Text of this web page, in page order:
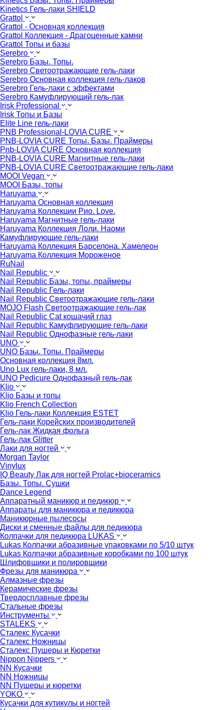
Kinetics Гель-лаки SHIELD
Grattol
Grattol - Oснoвнaя коллекция
Grattol Коллекция - Драгоценные камни
Grattol Топы и базы
Serebro
Serebro Базы. Топы.
Serebro Светоотражающие гель-лаки
Serebro Основная коллекция гель-лаков
Serebro Гель-лаки с эффектами
Serebro Камуфлирующий гель-лак
Irisk Professional
Irisk Топы и Базы
Elite Line гель-лаки
PNB Professional-LOVIA CURE
PNB-LOVIA CURE Топы. Базы. Праймеры
Pnb-LOVIA CURE Основная коллекция
PNB-LOVIA CURE Магнитные гель-лаки
PNB-LOVIA CURE Cветоотражающие гель-лаки
MOOI Vegan
MOOI Базы, топы
Haruyama
Haruyama Основная коллекция
Haruyama Коллекции Рио. Love.
Haruyama Магнитные гель-лаки
Haruyama Коллекция Лоли. Наоми
Камуфлирующие гель-лаки
Haruyama Коллекция Барселона. Хамелеон
Haruyama Коллекция Мороженое
RuNail
Nail Republic
Nail Republic Базы, топы, праймеры
Nail Republic Гель-лаки
Nail Republic Светоотражающие гель-лаки
MOJO Flash Светоотражающие гель-лак
Nail Republic Cat кошачий глаз
Nail Republic Камуфлирующие гель-лаки
Nail Republic Однофазные гель-лаки
UNO
UNO Базы. Топы. Праймеры
Основная коллекция 8мл.
Uno Lux гель-лаки, 8 мл.
UNO Pedicure Однофазный гель-лак
Klio
Klio Базы и топы
Klio French Collection
Klio Гель-лаки Коллекция ESTET
Гель-лаки Корейских производителей
Гель-лак Жидкая фольга
Гель-лак Glitter
Лаки для ногтей
Morgan Taylor
Vinylux
IQ Beauty Лак для ногтей Prolac+bioceramics
Базы. Топы. Сушки
Dance Legend
Аппаратный маникюр и педикюр
Аппараты для маникюра и педикюра
Маникюрные пылесосы
Диски и сменные файлы для педикюра
Колпачки для педикюра LUKAS
Lukas Колпачки абразивные упаковками по 5/10 штук
Lukas Колпачки абразивные коробками по 100 штук
Шлифовщики и полировщики
Фрезы для маникюра
Алмазные фрезы
Керамические фрезы
Твердосплавные фрезы
Стальные фрезы
Инструменты
STALEKS
Сталекс Кусачки
Сталекс Ножницы
Сталекс Пушеры и Кюретки
Nippon Nippers
NN Кусачки
NN Ножницы
NN Пушеры и кюретки
YOKO
Кусачки для кутикулы и ногтей